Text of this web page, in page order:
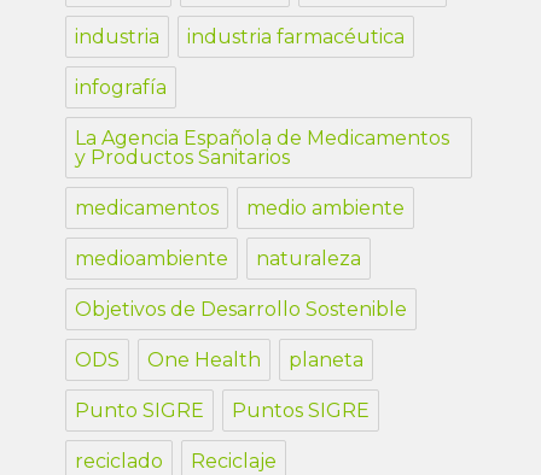
industria industria farmacéutica
infografía
La Agencia Española de Medicamentos
y Productos Sanitarios
medicamentos medio ambiente
medioambiente naturaleza
Objetivos de Desarrollo Sostenible
ODS One Health planeta
Punto SIGRE Puntos SIGRE
reciclado Reciclaje